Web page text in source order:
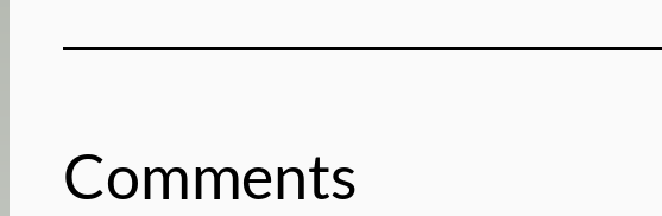
Comments